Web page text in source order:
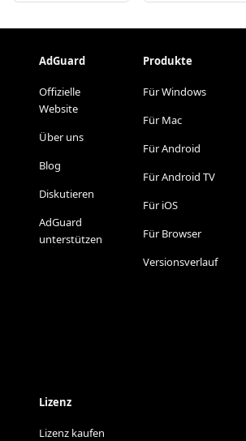
AdGuard
Offizielle
Website
Über uns
Blog
Diskutieren
AdGuard
unterstützen
Produkte
Für Windows
Für Mac
Für Android
Für Android TV
Für iOS
Für Browser
Versionsverlauf
Lizenz
Lizenz kaufen